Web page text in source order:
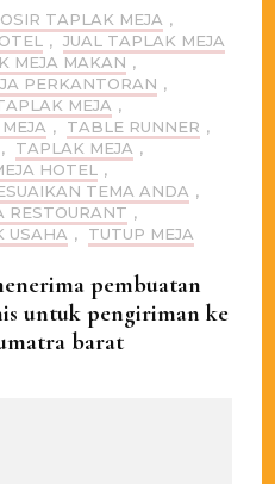
TAPLAK MEJA ,
, JUAL TAPLAK MEJA
MEJA MAKAN ,
PERKANTORAN ,
MEJA ,
, TABLE RUNNER ,
, TAPLAK MEJA ,
HOTEL
,
TEMA ANDA ,
RESTOURANT ,
USAHA , TUTUP MEJA
pembuatan
untuk pengiriman ke
barat